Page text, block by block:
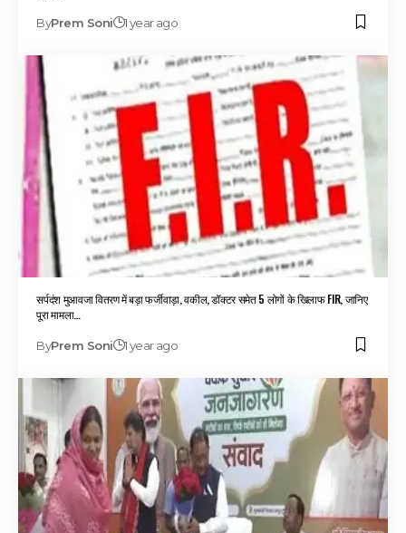
ByPrem Soni 1 year ago
सर्पदंश मुआवजा वितरण में बड़ा फर्जीवाड़ा, वकील, डॉक्टर समेत 5 लोगों के खिलाफ FIR, जानिए
पूरा मामला…
ByPrem Soni 1 year ago